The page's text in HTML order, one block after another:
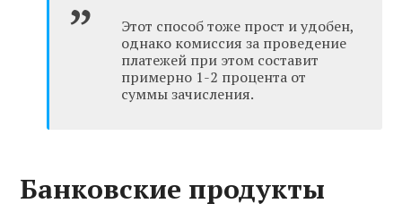
Этот способ тоже прост и удобен,
однако комиссия за проведение
платежей при этом составит
примерно 1-2 процента от
суммы зачисления.
Банковские продукты